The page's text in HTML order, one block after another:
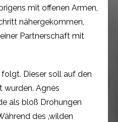
mit offenen Armen,
nähergekommen,
Partnerschaft mit
Dieser soll auf den
wurden. Agnès
als bloß Drohungen
des ‚wilden